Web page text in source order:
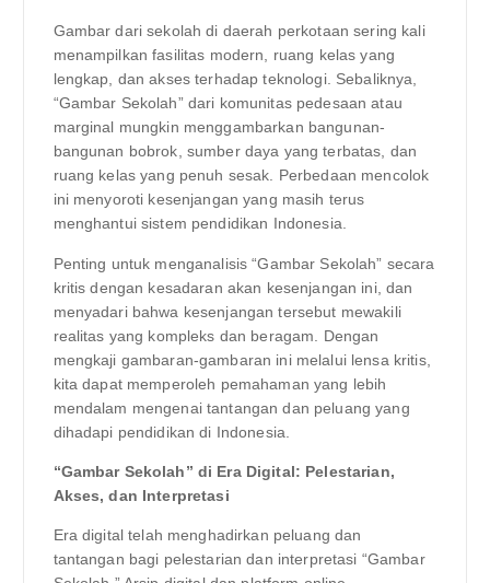
Gambar dari sekolah di daerah perkotaan sering kali
menampilkan fasilitas modern, ruang kelas yang
lengkap, dan akses terhadap teknologi. Sebaliknya,
“Gambar Sekolah” dari komunitas pedesaan atau
marginal mungkin menggambarkan bangunan-
bangunan bobrok, sumber daya yang terbatas, dan
ruang kelas yang penuh sesak. Perbedaan mencolok
ini menyoroti kesenjangan yang masih terus
menghantui sistem pendidikan Indonesia.
Penting untuk menganalisis “Gambar Sekolah” secara
kritis dengan kesadaran akan kesenjangan ini, dan
menyadari bahwa kesenjangan tersebut mewakili
realitas yang kompleks dan beragam. Dengan
mengkaji gambaran-gambaran ini melalui lensa kritis,
kita dapat memperoleh pemahaman yang lebih
mendalam mengenai tantangan dan peluang yang
dihadapi pendidikan di Indonesia.
“Gambar Sekolah” di Era Digital: Pelestarian,
Akses, dan Interpretasi
Era digital telah menghadirkan peluang dan
tantangan bagi pelestarian dan interpretasi “Gambar